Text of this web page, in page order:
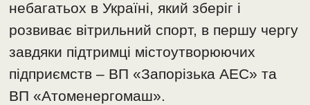
небагатьох в Україні, який зберіг і
розвиває вітрильний спорт, в першу чергу
завдяки підтримці містоутворюючих
підприємств – ВП «Запорізька АЕС» та
ВП «Атоменергомаш».